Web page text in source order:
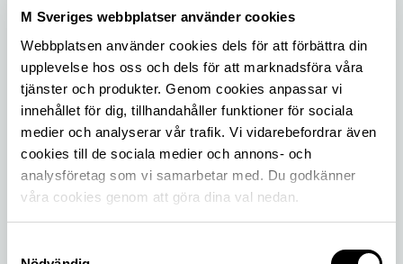
M Sveriges webbplatser använder cookies
Webbplatsen använder cookies dels för att förbättra din
upplevelse hos oss och dels för att marknadsföra våra
tjänster och produkter. Genom cookies anpassar vi
innehållet för dig, tillhandahåller funktioner för sociala
medier och analyserar vår trafik. Vi vidarebefordrar även
cookies till de sociala medier och annons- och
analysföretag som vi samarbetar med. Du godkänner
våra cookies genom att göra dina val nedan.
Sommardäck 205/55 R16
(2023) Tillsammans med ADAC firar vi
däcktesternas 50-årsdag. Och det firar vi med att
testa 50 däck!